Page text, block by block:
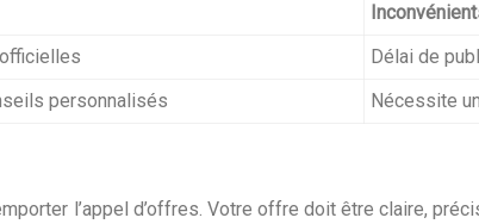
Délai de
personnalisés Nécessite
l’appel d’offres. Votre offre doit être claire,